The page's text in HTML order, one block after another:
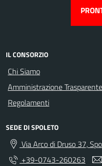
IL CONSORZIO
Chi Siamo
Amministrazione Trasparente
Regolamenti
SEDE DI SPOLETO
Via Arco di Druso 37,
+39-0743-260263